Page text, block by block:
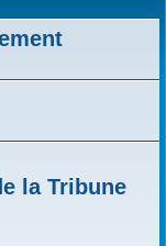
e
la Tribune